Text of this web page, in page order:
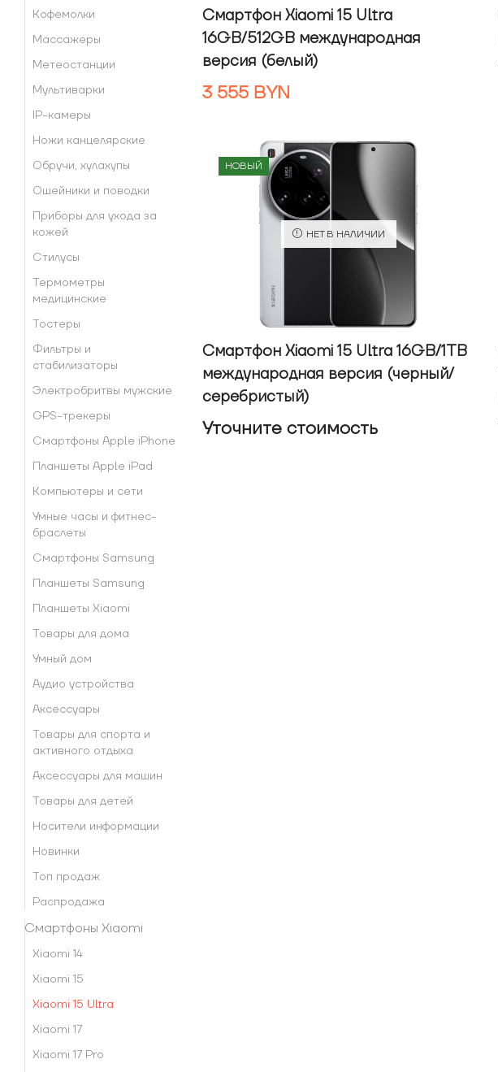
Смартфон Xiaomi 15 Ultra
16GB/512GB международная
версия (белый)
3 555 BYN
НОВЫЙ
НЕТ В НАЛИЧИИ
Смартфон Xiaomi 15 Ultra 16GB/1TB
международная версия (черный/
серебристый)
Уточнитe стоимость
Кофемолки
Массажеры
Метеостанции
Мультиварки
IP-камеры
Ножи канцелярские
Обручи, хулахупы
Ошейники и поводки
Приборы для ухода за
кожей
Стилусы
Термометры
медицинские
Тостеры
Фильтры и
стабилизаторы
Электробритвы мужские
GPS-трекеры
Смартфоны Apple iPhone
Планшеты Apple iPad
Компьютеры и сети
Умные часы и фитнес-
браслеты
Смартфоны Samsung
Планшеты Samsung
Планшеты Xiaomi
Товары для дома
Умный дом
Аудио устройства
Аксессуары
Товары для спорта и
активного отдыха
Аксессуары для машин
Товары для детей
Носители информации
Новинки
Топ продаж
Распродажа
Смартфоны Xiaomi
Xiaomi 14
Xiaomi 15
Xiaomi 15 Ultra
Xiaomi 17
Xiaomi 17 Pro